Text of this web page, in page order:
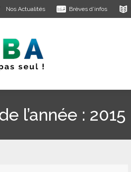
Nos Actualités Brèves d’infos
l’année : 2015